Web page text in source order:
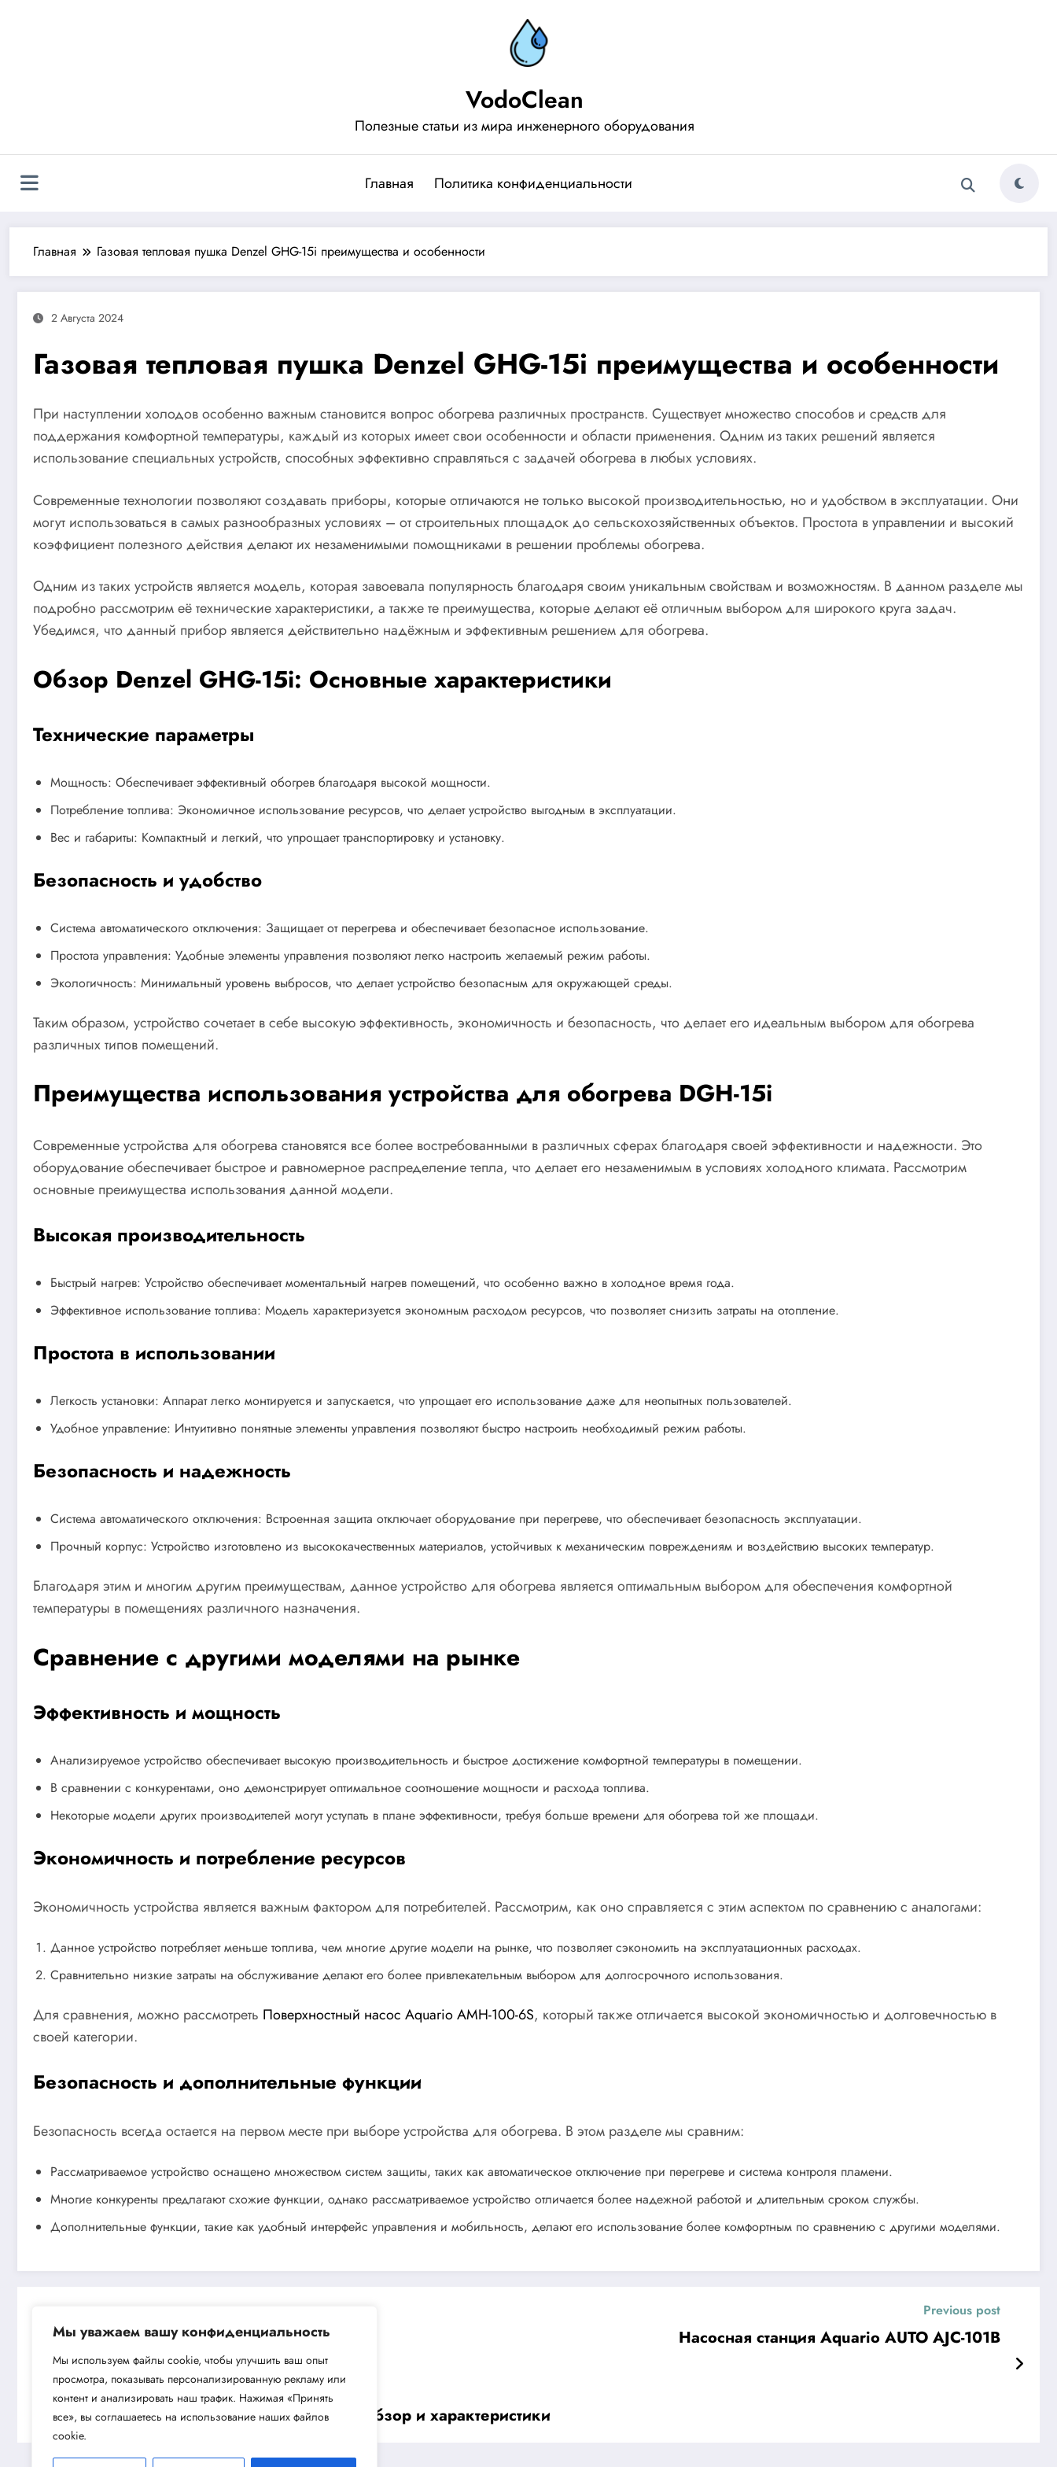
Мы уважаем вашу конфиденциальность
Мы используем файлы cookie, чтобы улучшить ваш опыт
просмотра, показывать персонализированную рекламу или
контент и анализировать наш трафик. Нажимая «Принять
все», вы соглашаетесь на использование наших файлов
cookie.
VodoClean
Полезные статьи из мира инженерного оборудования
Главная Политика конфиденциальности
Главная Газовая тепловая пушка Denzel GHG-15i преимущества и особенности
2 Августа 2024
Газовая тепловая пушка Denzel GHG-15i преимущества и особенности
При наступлении холодов особенно важным становится вопрос обогрева различных пространств. Существует множество способов и средств для
поддержания комфортной температуры, каждый из которых имеет свои особенности и области применения. Одним из таких решений является
использование специальных устройств, способных эффективно справляться с задачей обогрева в любых условиях.
Современные технологии позволяют создавать приборы, которые отличаются не только высокой производительностью, но и удобством в эксплуатации. Они
могут использоваться в самых разнообразных условиях – от строительных площадок до сельскохозяйственных объектов. Простота в управлении и высокий
коэффициент полезного действия делают их незаменимыми помощниками в решении проблемы обогрева.
Одним из таких устройств является модель, которая завоевала популярность благодаря своим уникальным свойствам и возможностям. В данном разделе мы
подробно рассмотрим её технические характеристики, а также те преимущества, которые делают её отличным выбором для широкого круга задач.
Убедимся, что данный прибор является действительно надёжным и эффективным решением для обогрева.
Обзор Denzel GHG-15i: Основные характеристики
Технические параметры
Мощность: Обеспечивает эффективный обогрев благодаря высокой мощности.
Потребление топлива: Экономичное использование ресурсов, что делает устройство выгодным в эксплуатации.
Вес и габариты: Компактный и легкий, что упрощает транспортировку и установку.
Безопасность и удобство
Система автоматического отключения: Защищает от перегрева и обеспечивает безопасное использование.
Простота управления: Удобные элементы управления позволяют легко настроить желаемый режим работы.
Экологичность: Минимальный уровень выбросов, что делает устройство безопасным для окружающей среды.
Таким образом, устройство сочетает в себе высокую эффективность, экономичность и безопасность, что делает его идеальным выбором для обогрева
различных типов помещений.
Преимущества использования устройства для обогрева DGH-15i
Современные устройства для обогрева становятся все более востребованными в различных сферах благодаря своей эффективности и надежности. Это
оборудование обеспечивает быстрое и равномерное распределение тепла, что делает его незаменимым в условиях холодного климата. Рассмотрим
основные преимущества использования данной модели.
Высокая производительность
Быстрый нагрев: Устройство обеспечивает моментальный нагрев помещений, что особенно важно в холодное время года.
Эффективное использование топлива: Модель характеризуется экономным расходом ресурсов, что позволяет снизить затраты на отопление.
Простота в использовании
Легкость установки: Аппарат легко монтируется и запускается, что упрощает его использование даже для неопытных пользователей.
Удобное управление: Интуитивно понятные элементы управления позволяют быстро настроить необходимый режим работы.
Безопасность и надежность
Система автоматического отключения: Встроенная защита отключает оборудование при перегреве, что обеспечивает безопасность эксплуатации.
Прочный корпус: Устройство изготовлено из высококачественных материалов, устойчивых к механическим повреждениям и воздействию высоких температур.
Благодаря этим и многим другим преимуществам, данное устройство для обогрева является оптимальным выбором для обеспечения комфортной
температуры в помещениях различного назначения.
Сравнение с другими моделями на рынке
Эффективность и мощность
Анализируемое устройство обеспечивает высокую производительность и быстрое достижение комфортной температуры в помещении.
В сравнении с конкурентами, оно демонстрирует оптимальное соотношение мощности и расхода топлива.
Некоторые модели других производителей могут уступать в плане эффективности, требуя больше времени для обогрева той же площади.
Экономичность и потребление ресурсов
Экономичность устройства является важным фактором для потребителей. Рассмотрим, как оно справляется с этим аспектом по сравнению с аналогами:
Данное устройство потребляет меньше топлива, чем многие другие модели на рынке, что позволяет сэкономить на эксплуатационных расходах.
Сравнительно низкие затраты на обслуживание делают его более привлекательным выбором для долгосрочного использования.
Для сравнения, можно рассмотреть Поверхностный насос Aquario AMH-100-6S, который также отличается высокой экономичностью и долговечностью в
своей категории.
Безопасность и дополнительные функции
Безопасность всегда остается на первом месте при выборе устройства для обогрева. В этом разделе мы сравним:
Рассматриваемое устройство оснащено множеством систем защиты, таких как автоматическое отключение при перегреве и система контроля пламени.
Многие конкуренты предлагают схожие функции, однако рассматриваемое устройство отличается более надежной работой и длительным сроком службы.
Дополнительные функции, такие как удобный интерфейс управления и мобильность, делают его использование более комфортным по сравнению с другими моделями.
Previous post
Насосная станция Aquario AUTO AJC-101B
Next post
Генератор бензиновый Сибртех БС-950 обзор и характеристики